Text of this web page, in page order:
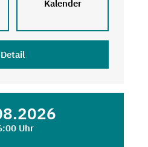
Kalender
Detail
Uhr